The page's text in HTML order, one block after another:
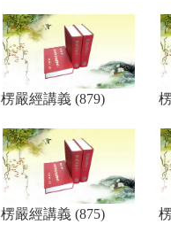
楞嚴經講義 (879)
楞嚴經講義 (875)